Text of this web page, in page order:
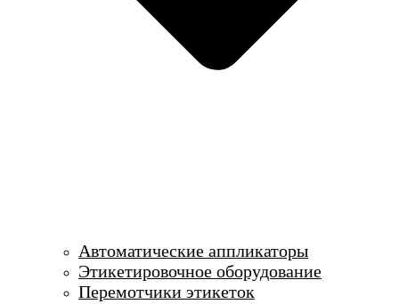
Автоматические аппликаторы
Этикетировочное оборудование
Перемотчики этикеток